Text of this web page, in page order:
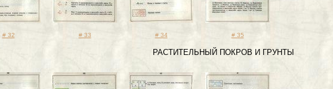
# 32 # 33 # 34 # 35
РАСТИТЕЛЬНЫЙ